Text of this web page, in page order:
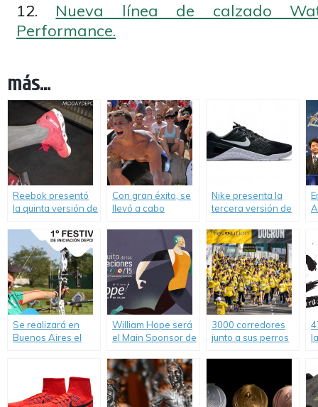
Nueva línea de calzado
Performance.
más...
Reebok presentó
la quinta versión de
especial para
CrossFit.
Con gran éxito, se
llevó a cabo
expresión del
entrenamiento a
pura adrenalina.
Nike presenta la
tercera versión de
Se realizará en
Buenos Aires el
deportiva.
William Hope será
el Main Sponsor de
de las Estaciones
Invierno 2015.
3000 corredores
junto a sus perros